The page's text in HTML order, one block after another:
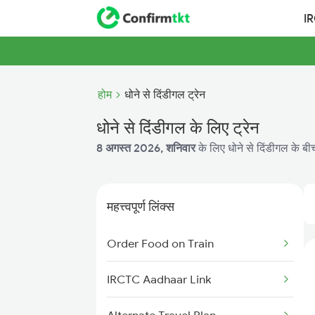
होम धोने से दिंडीगल ट्रेन
धोने से दिंडीगल के लिए ट्रेन
8 अगस्त 2026, शनिवारके लिए धोने से दिंडीगल के
महत्त्वपूर्ण लिंक्स
Order Food on Train
IRCTC Aadhaar Link